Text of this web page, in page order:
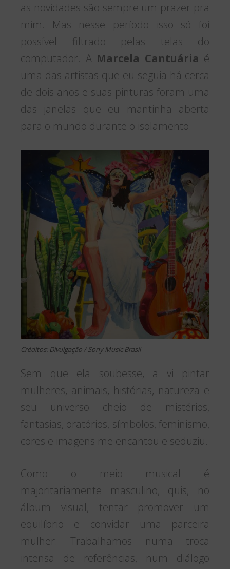
as novidades são sempre um prazer pra
mim. Mas nesse período isso só foi
possível filtrado pelas telas do
computador. A Marcela Cantuária é
uma das artistas que eu seguia há cerca
de dois anos e suas pinturas foram uma
das janelas que eu mantinha aberta
para o mundo durante o isolamento.
Créditos: Divulgação / Sony Music Brasil
Sem que ela soubesse, a vi pintar
mulheres, animais, histórias, natureza e
seu universo cheio de mistérios,
fantasias, oratórios, símbolos, feminismo,
cores e imagens me encantou e seduziu.
Como o meio musical é
majoritariamente masculino, quis, no
álbum visual, tentar promover um
equilíbrio e convidar uma parceira
mulher. Trabalhamos numa troca
intensa de referências, num diálogo